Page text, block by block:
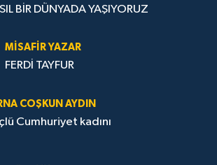
BİR DÜNYADA YAŞIYORUZ
MISAFIR YAZAR
FERDİ TAYFUR
COŞKUN AYDIN
Cumhuriyet kadını